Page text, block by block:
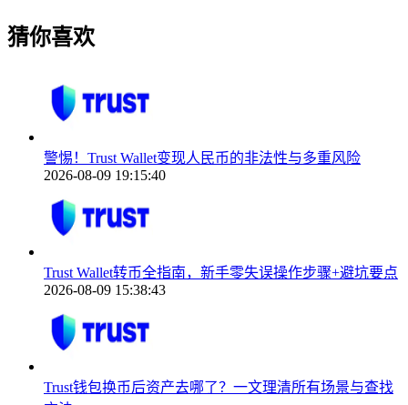
猜你喜欢
警惕！Trust Wallet变现人民币的非法性与多重风险
2026-08-09 19:15:40
Trust Wallet转币全指南，新手零失误操作步骤+避坑要点
2026-08-09 15:38:43
Trust钱包换币后资产去哪了？一文理清所有场景与查找